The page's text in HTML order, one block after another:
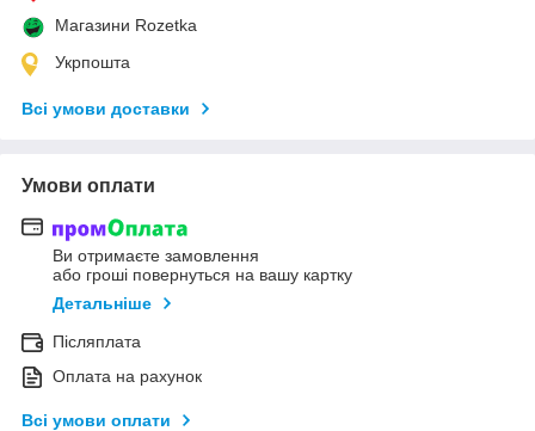
Магазини Rozetka
Укрпошта
Всі умови доставки
Умови оплати
Ви отримаєте замовлення
або гроші повернуться на вашу картку
Детальніше
Післяплата
Оплата на рахунок
Всі умови оплати